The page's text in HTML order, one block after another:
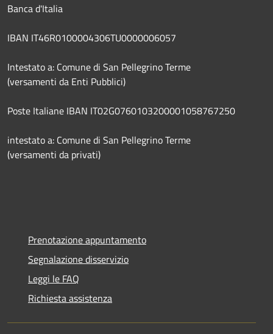
Banca d'Italia
IBAN IT46R0100004306TU0000006057
Intestato a: Comune di San Pellegrino Terme
(versamenti da Enti Pubblici)
Poste Italiane IBAN IT02G0760103200001058767250
intestato a: Comune di San Pellegrino Terme
(versamenti da privati)
Prenotazione appuntamento
Segnalazione disservizio
Leggi le FAQ
Richiesta assistenza